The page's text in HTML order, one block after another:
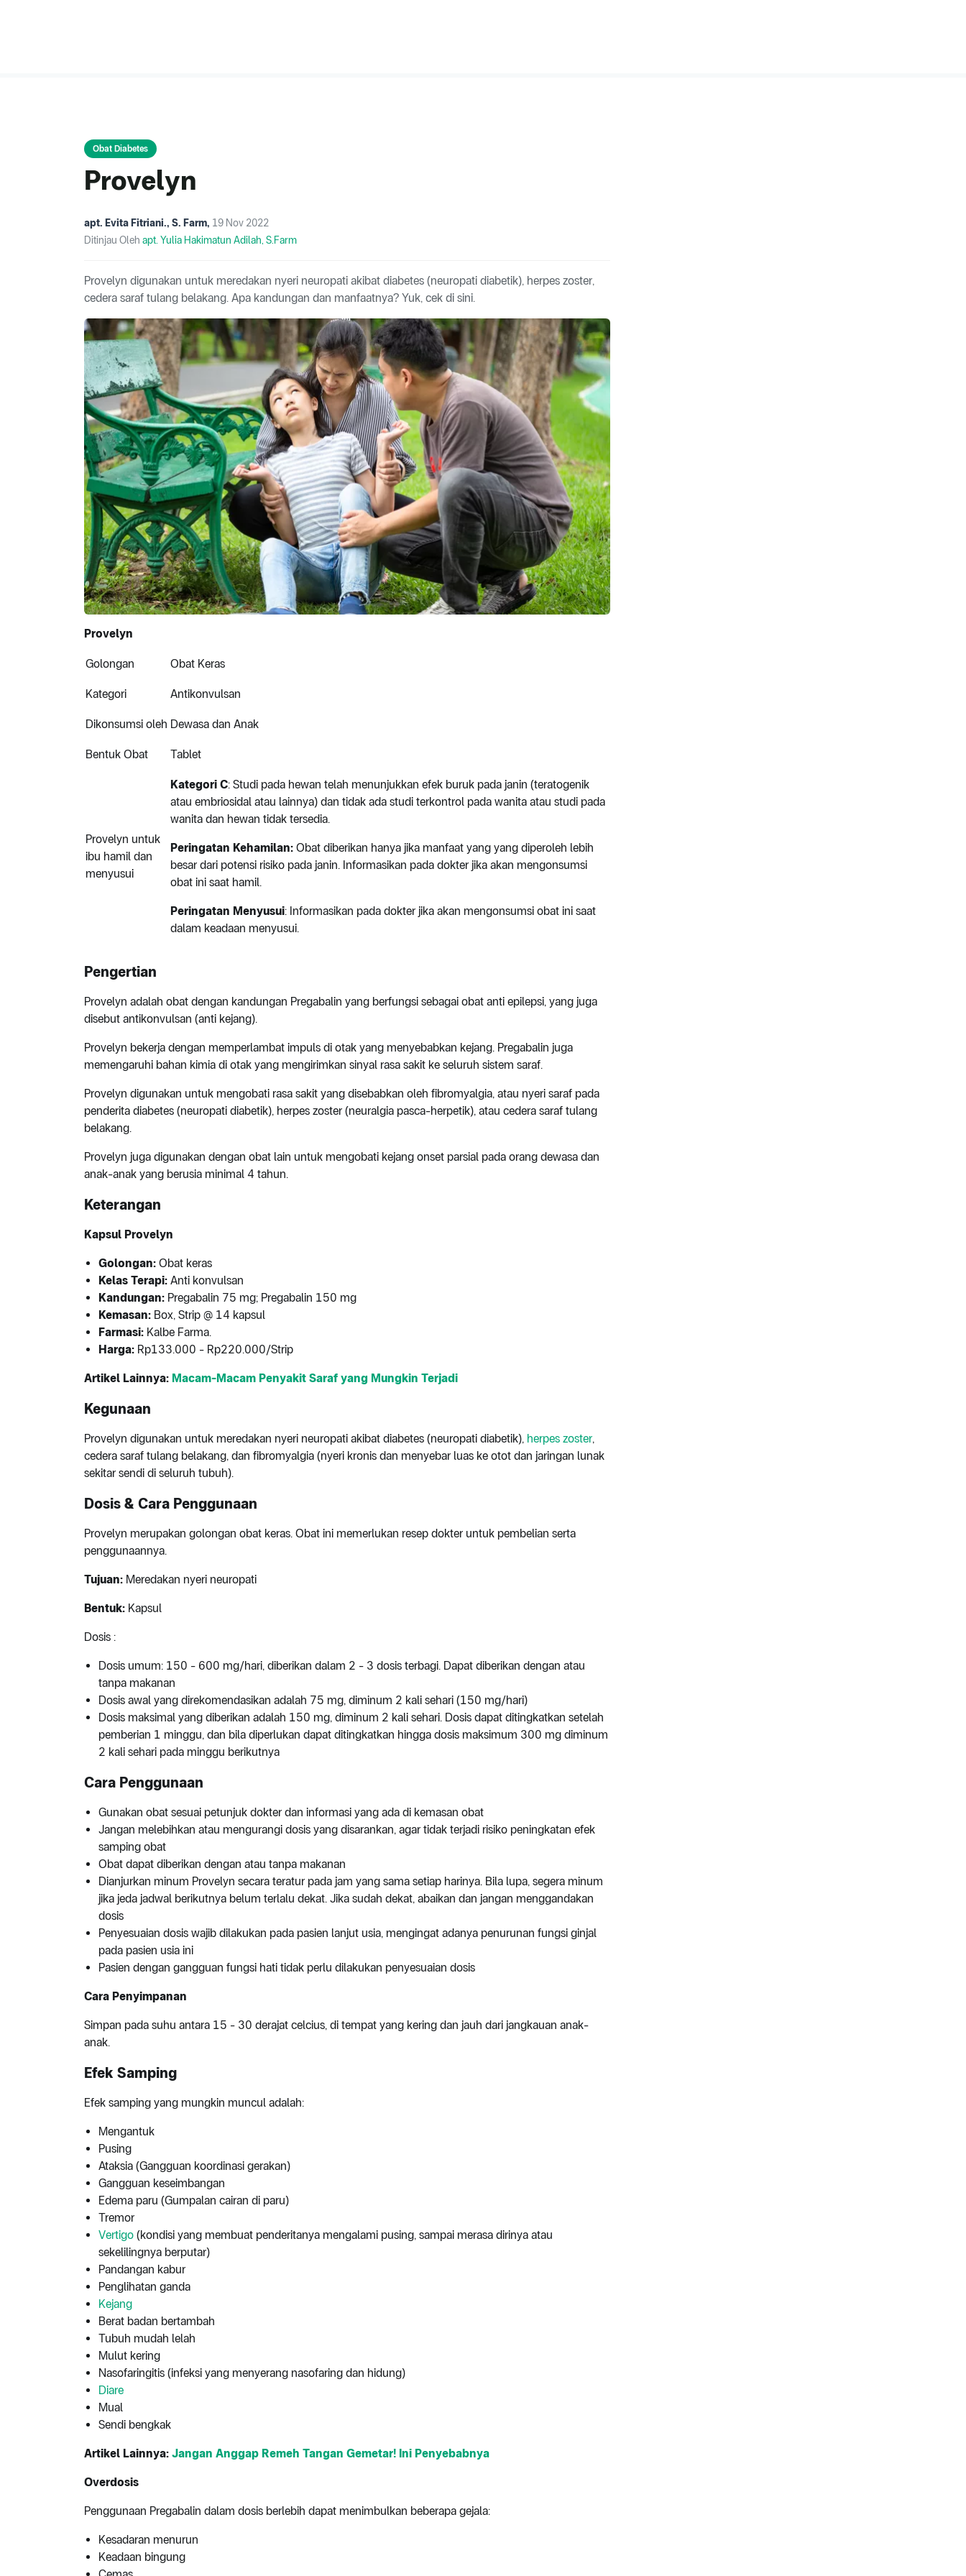
Obat Diabetes
Provelyn
apt. Evita Fitriani., S. Farm, 19 Nov 2022
Ditinjau Oleh apt. Yulia Hakimatun Adilah, S.Farm
Provelyn digunakan untuk meredakan nyeri neuropati akibat diabetes (neuropati diabetik), herpes zoster,
cedera saraf tulang belakang. Apa kandungan dan manfaatnya? Yuk, cek di sini.
Provelyn
Golongan Obat Keras
Kategori Antikonvulsan
Dikonsumsi oleh Dewasa dan Anak
Bentuk Obat Tablet
Provelyn untuk
ibu hamil dan
menyusui
Kategori C: Studi pada hewan telah menunjukkan efek buruk pada janin (teratogenik
atau embriosidal atau lainnya) dan tidak ada studi terkontrol pada wanita atau studi pada
wanita dan hewan tidak tersedia.
Peringatan Kehamilan: Obat diberikan hanya jika manfaat yang yang diperoleh lebih
besar dari potensi risiko pada janin. Informasikan pada dokter jika akan mengonsumsi
obat ini saat hamil.
Peringatan Menyusui: Informasikan pada dokter jika akan mengonsumsi obat ini saat
dalam keadaan menyusui.
Pengertian
Provelyn adalah obat dengan kandungan Pregabalin yang berfungsi sebagai obat anti epilepsi, yang juga
disebut antikonvulsan (anti kejang).
Provelyn bekerja dengan memperlambat impuls di otak yang menyebabkan kejang. Pregabalin juga
memengaruhi bahan kimia di otak yang mengirimkan sinyal rasa sakit ke seluruh sistem saraf.
Provelyn digunakan untuk mengobati rasa sakit yang disebabkan oleh fibromyalgia, atau nyeri saraf pada
penderita diabetes (neuropati diabetik), herpes zoster (neuralgia pasca-herpetik), atau cedera saraf tulang
belakang.
Provelyn juga digunakan dengan obat lain untuk mengobati kejang onset parsial pada orang dewasa dan
anak-anak yang berusia minimal 4 tahun.
Keterangan
Kapsul Provelyn
Golongan: Obat keras
Kelas Terapi: Anti konvulsan
Kandungan: Pregabalin 75 mg; Pregabalin 150 mg
Kemasan: Box, Strip @ 14 kapsul
Farmasi: Kalbe Farma.
Harga: Rp133.000 - Rp220.000/Strip
Artikel Lainnya: Macam-Macam Penyakit Saraf yang Mungkin Terjadi
Kegunaan
Provelyn digunakan untuk meredakan nyeri neuropati akibat diabetes (neuropati diabetik), herpes zoster,
cedera saraf tulang belakang, dan fibromyalgia (nyeri kronis dan menyebar luas ke otot dan jaringan lunak
sekitar sendi di seluruh tubuh).
Dosis & Cara Penggunaan
Provelyn merupakan golongan obat keras. Obat ini memerlukan resep dokter untuk pembelian serta
penggunaannya.
Tujuan: Meredakan nyeri neuropati
Bentuk: Kapsul
Dosis :
Dosis umum: 150 - 600 mg/hari, diberikan dalam 2 - 3 dosis terbagi. Dapat diberikan dengan atau
tanpa makanan
Dosis awal yang direkomendasikan adalah 75 mg, diminum 2 kali sehari (150 mg/hari)
Dosis maksimal yang diberikan adalah 150 mg, diminum 2 kali sehari. Dosis dapat ditingkatkan setelah
pemberian 1 minggu, dan bila diperlukan dapat ditingkatkan hingga dosis maksimum 300 mg diminum
2 kali sehari pada minggu berikutnya
Cara Penggunaan
Gunakan obat sesuai petunjuk dokter dan informasi yang ada di kemasan obat
Jangan melebihkan atau mengurangi dosis yang disarankan, agar tidak terjadi risiko peningkatan efek
samping obat
Obat dapat diberikan dengan atau tanpa makanan
Dianjurkan minum Provelyn secara teratur pada jam yang sama setiap harinya. Bila lupa, segera minum
jika jeda jadwal berikutnya belum terlalu dekat. Jika sudah dekat, abaikan dan jangan menggandakan
dosis
Penyesuaian dosis wajib dilakukan pada pasien lanjut usia, mengingat adanya penurunan fungsi ginjal
pada pasien usia ini
Pasien dengan gangguan fungsi hati tidak perlu dilakukan penyesuaian dosis
Cara Penyimpanan
Simpan pada suhu antara 15 - 30 derajat celcius, di tempat yang kering dan jauh dari jangkauan anak-
anak.
Efek Samping
Efek samping yang mungkin muncul adalah:
Mengantuk
Pusing
Ataksia (Gangguan koordinasi gerakan)
Gangguan keseimbangan
Edema paru (Gumpalan cairan di paru)
Tremor
Vertigo (kondisi yang membuat penderitanya mengalami pusing, sampai merasa dirinya atau
sekelilingnya berputar)
Pandangan kabur
Penglihatan ganda
Kejang
Berat badan bertambah
Tubuh mudah lelah
Mulut kering
Nasofaringitis (infeksi yang menyerang nasofaring dan hidung)
Diare
Mual
Sendi bengkak
Artikel Lainnya: Jangan Anggap Remeh Tangan Gemetar! Ini Penyebabnya
Overdosis
Penggunaan Pregabalin dalam dosis berlebih dapat menimbulkan beberapa gejala:
Kesadaran menurun
Keadaan bingung